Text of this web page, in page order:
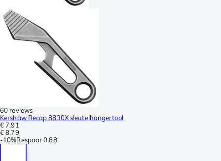
60 reviews
Kershaw Recap 8830X sleutelhangertool
€ 7,91
€ 8,79
-10%Bespaar 0,88